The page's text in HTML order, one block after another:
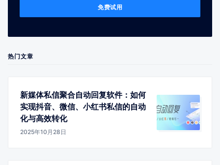
免费试用
热门文章
新媒体私信聚合自动回复软件：如何
实现抖音、微信、小红书私信的自动
化与高效转化
2025年10月28日